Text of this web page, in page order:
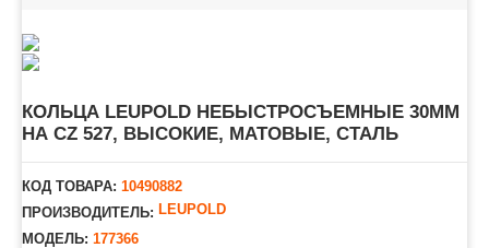
КОЛЬЦА LEUPOLD НЕБЫСТРОСЪЕМНЫЕ 30ММ
НА CZ 527, ВЫСОКИЕ, МАТОВЫЕ, СТАЛЬ
КОД ТОВАРА: 10490882
ПРОИЗВОДИТЕЛЬ: LEUPOLD
МОДЕЛЬ: 177366